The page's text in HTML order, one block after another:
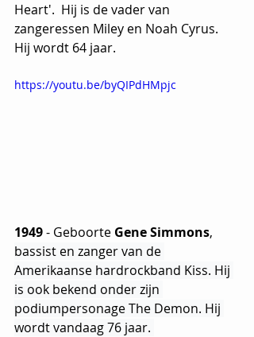
Heart'.  Hij is de vader van
zangeressen Miley en Noah Cyrus.
Hij wordt 64 jaar.
https://youtu.be/byQIPdHMpjc
1949 - Geboorte Gene Simmons,
bassist en zanger van de
Amerikaanse hardrockband Kiss. ​​Hij
is ook bekend onder zijn
podiumpersonage The Demon. Hij
wordt vandaag 76 jaar.